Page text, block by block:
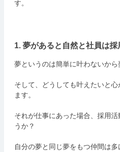
す。
1. 夢があると自然と社員は
夢というのは簡単に叶わないから
そして、どうしても叶えたいと
ます。
それが仕事にあった場合、採用
うか？
自分の夢と同じ夢をもつ仲間は